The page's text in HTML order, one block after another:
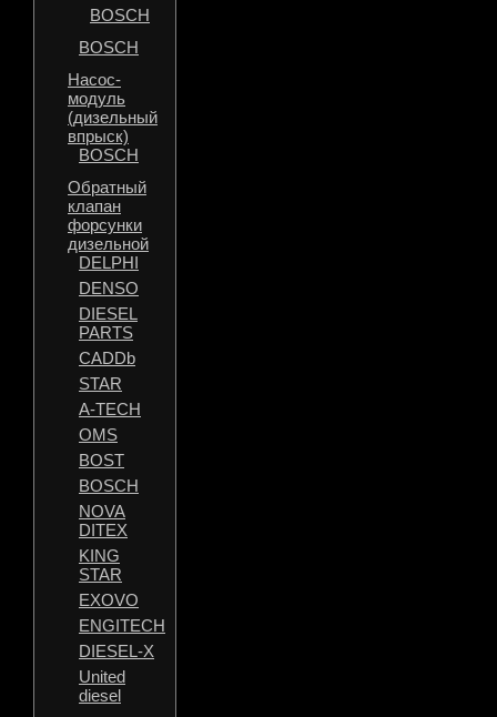
BOSCH
BOSCH
Насос-
модуль
(дизельный
впрыск)
BOSCH
Обратный
клапан
форсунки
дизельной
DELPHI
DENSO
DIESEL
PARTS
CADDb
STAR
A-TECH
OMS
BOST
BOSCH
NOVA
DITEX
KING
STAR
EXOVO
ENGITECH
DIESEL-X
United
diesel